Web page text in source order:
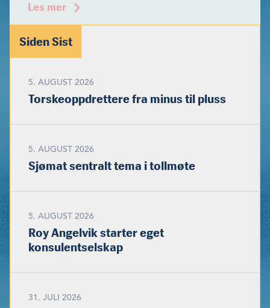
Les mer
Siden Sist
5. AUGUST 2026
Torskeoppdrettere fra minus til pluss
5. AUGUST 2026
Sjømat sentralt tema i tollmøte
5. AUGUST 2026
Roy Angelvik starter eget
konsulentselskap
31. JULI 2026